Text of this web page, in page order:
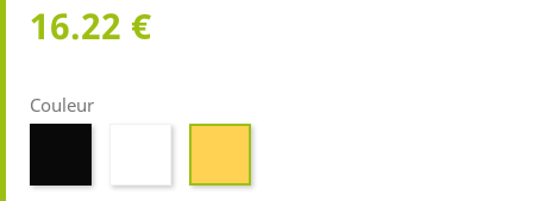
16.22 €
Couleur